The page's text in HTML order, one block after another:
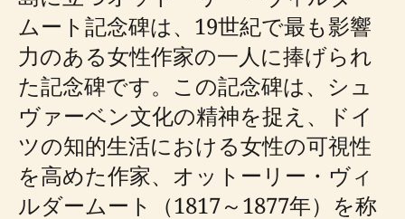
ムート記念碑は、19世紀で最も影響
力のある女性作家の一人に捧げられ
た記念碑です。この記念碑は、シュ
ヴァーベン文化の精神を捉え、ドイ
ツの知的生活における女性の可視性
を高めた作家、オットーリー・ヴィ
ルダームート（1817～1877年）を称